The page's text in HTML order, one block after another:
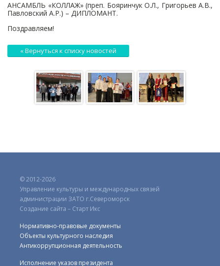
АНСАМБЛЬ «КОЛЛАЖ» (преп. Бояринчук О.Л., Григорьев А.В.,
Павловский А.Р.) – ДИПЛОМАНТ.
Поздравляем!
« Вернуться к списку новостей
© 2012-2026
Управление культуры и международных связей
администрации ЗАТО г.Североморск
Создание сайта – Старт Икс
Нормативно-правовые документы
Объекты культурного наследия
Антикоррупционная деятельность
Исполнение указов президента